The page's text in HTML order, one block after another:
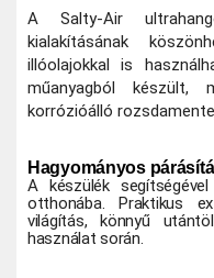
A Salty-Air
kialakításának
illóolajokkal is
műanyagból készült,
korrózióálló
Hagyományos
A készülék
otthonába. Praktikus
világítás, könnyű
használat során.